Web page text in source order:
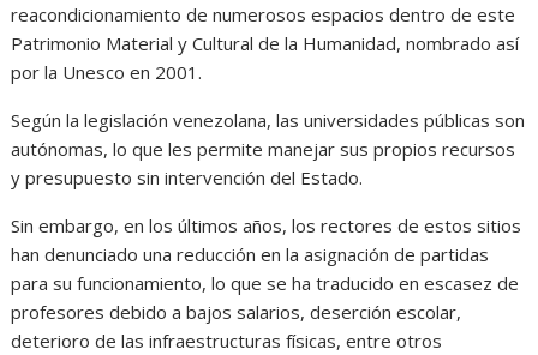
reacondicionamiento de numerosos espacios dentro de este
Patrimonio Material y Cultural de la Humanidad, nombrado así
por la Unesco en 2001.
Según la legislación venezolana, las universidades públicas son
autónomas, lo que les permite manejar sus propios recursos
y presupuesto sin intervención del Estado.
Sin embargo, en los últimos años, los rectores de estos sitios
han denunciado una reducción en la asignación de partidas
para su funcionamiento, lo que se ha traducido en escasez de
profesores debido a bajos salarios, deserción escolar,
deterioro de las infraestructuras físicas, entre otros